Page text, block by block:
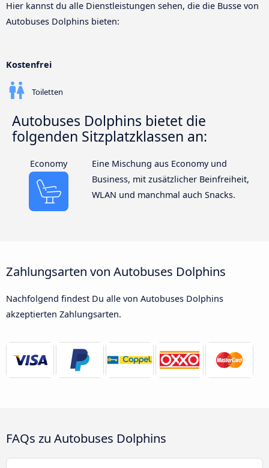
Hier kannst du alle Dienstleistungen sehen, die die Busse von
Autobuses Dolphins bieten:
Kostenfrei
Toiletten
Autobuses Dolphins bietet die
folgenden Sitzplatzklassen an:
Economy
Eine Mischung aus Economy und
Business, mit zusätzlicher Beinfreiheit,
WLAN und manchmal auch Snacks.
Zahlungsarten von Autobuses Dolphins
Nachfolgend findest Du alle von Autobuses Dolphins
akzeptierten Zahlungsarten.
FAQs zu Autobuses Dolphins